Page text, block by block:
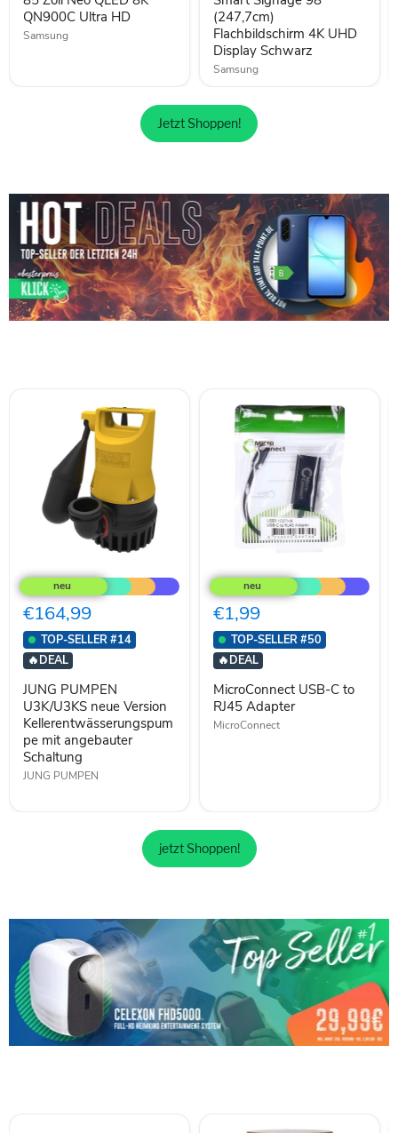
QN900C Ultra HD
Samsung
(247,7cm)
Flachbildschirm 4K UHD
Display Schwarz
Samsung
Jetzt Shoppen!
PUMPEN
U3K/U3KS
neue
Version
Kellerentwässerungspumpe
mit
angebauter
€164,99
TOP-SELLER #14
🔥DEAL
JUNG PUMPEN
U3K/U3KS neue Version
Kellerentwässerungspum
pe mit angebauter
Schaltung
JUNG PUMPEN
USB-
C
to
RJ45
Adapter
€1,99
TOP-SELLER #50
🔥DEAL
MicroConnect USB-C to
RJ45 Adapter
MicroConnect
jetzt Shoppen!